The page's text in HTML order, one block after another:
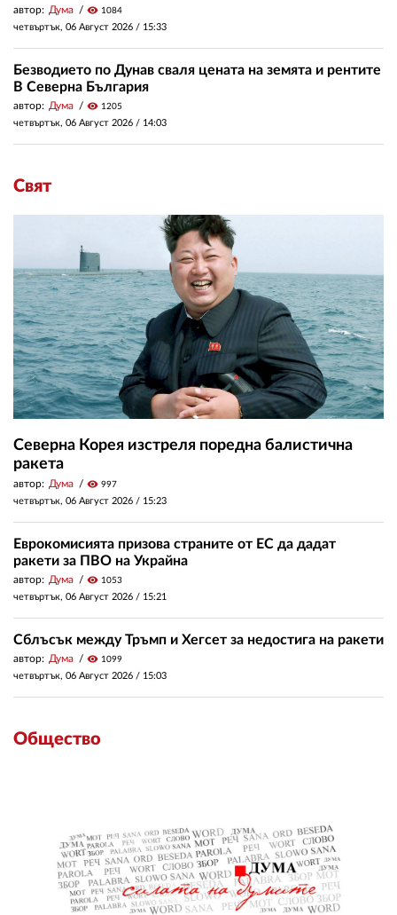
автор: Дума visibility 1084
четвъртък, 06 Август 2026 / 15:33
Безводието по Дунав сваля цената на земята и рентите
В Северна България
автор: Дума visibility 1205
четвъртък, 06 Август 2026 / 14:03
Свят
Северна Корея изстреля поредна балистична
ракета
автор: Дума visibility 997
четвъртък, 06 Август 2026 / 15:23
Еврокомисията призова страните от ЕС да дадат
ракети за ПВО на Украйна
автор: Дума visibility 1053
четвъртък, 06 Август 2026 / 15:21
Сблъсък между Тръмп и Хегсет за недостига на ракети
автор: Дума visibility 1099
четвъртък, 06 Август 2026 / 15:03
Общество